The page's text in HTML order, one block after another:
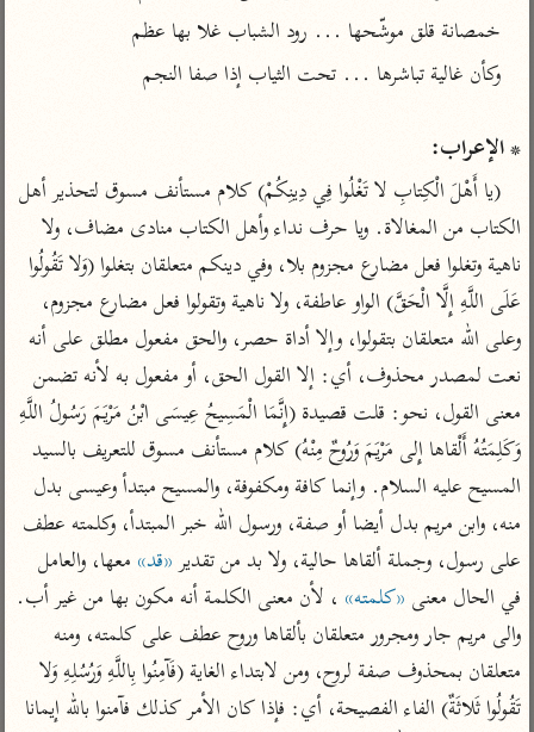
جمع الأقوال
تفسير ابن الجوزي
تفسير الماوردي
منتقاة
تفسير ابن القيم
تفسير ابن تيمية
عامّة
تفسير السمعاني
تفسير مكّي
محاسن التأويل
للقاسمي
تفسير الثعالبي
تفسير السمرقندي
تفسير الثعلبي
تفسير الرازي
أضواء البيان
نظم الدرر للبقاعي
لغة وبلاغة
التحرير والتنوير
المحرر الوجيز لابن
عطية
البحر المحيط لأبي
حيان
البسيط للواحدي
تفسير أبي السعود
الكشاف للزمخشري
تفسير ابن عثيمين
جامع البيان للإيجي
تفسير البيضاوي
تفسير النسفي
الوجيز للواحدي
تفسير ابن أبي زمنين
آثار
موسوعة التفسير
المأثور
الدر المنثور
تفسير ابن أبي حاتم
تفسير مقاتل
تفسير قتادة
خمصانة قلق موشّحها ... رود الشباب غلا بها عظم
* الإعراب:
على رسول، وجملة ألقاها حالية، ولا بد من تقدير «قد»
في الحال معنى «كلمته»